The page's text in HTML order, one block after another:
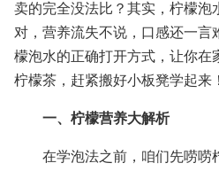
卖的完全没法比？其实，柠檬泡
对，营养流失不说，口感还一言
檬泡水的正确打开方式，让你在
柠檬茶，赶紧搬好小板凳学起来！
一、柠檬营养大解析
在学泡法之前，咱们先唠唠